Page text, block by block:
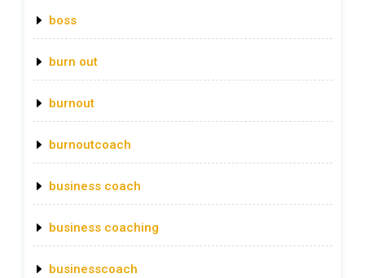
boss
burn out
burnout
burnoutcoach
business coach
business coaching
businesscoach